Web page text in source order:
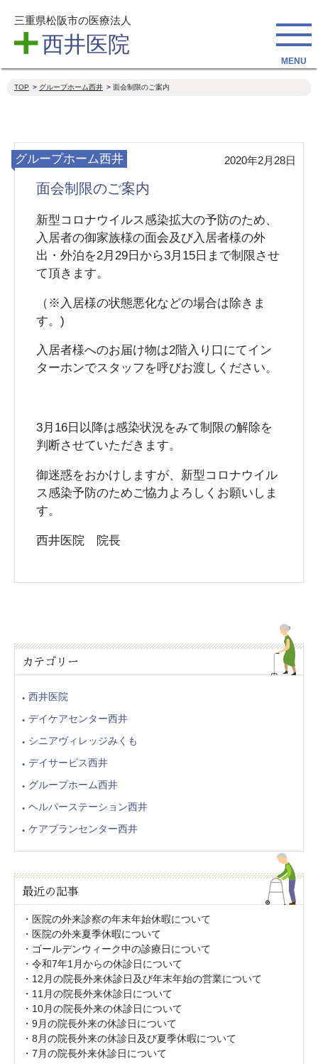
三重県松阪市の医療法人
西井医院
TOP グループホーム西井 面会制限のご案内
グループホーム西井 2020年2月28日
面会制限のご案内
新型コロナウイルス感染拡大の予防のため、
入居者の御家族様の面会及び入居者様の外
出・外泊を2月29日から3月15日まで制限させ
て頂きます。
（※入居様の状態悪化などの場合は除きま
す。)
入居者様へのお届け物は2階入り口にてイン
ターホンでスタッフを呼びお渡しください。
3月16日以降は感染状況をみて制限の解除を
判断させていただきます。
御迷惑をおかけしますが、新型コロナウイル
ス感染予防のためご協力よろしくお願いしま
す。
西井医院 院長
カテゴリー
西井医院
デイケアセンター西井
シニアヴィレッジみくも
デイサービス西井
グループホーム西井
ヘルパーステーション西井
ケアプランセンター西井
最近の記事
医院の外来診察の年末年始休暇について
医院の外来夏季休暇について
ゴールデンウィーク中の診療日について
令和7年1月からの休診日について
12月の院長外来休診日及び年末年始の営業について
11月の院長外来休診日について
10月の院長外来の休診日について
9月の院長外来の休診日について
8月の院長外来の休診日及び夏季休暇について
7月の院長外来休診日について